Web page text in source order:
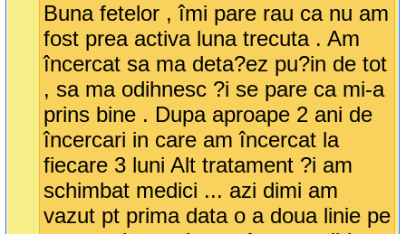
Buna fetelor , îmi pare rau ca nu am
fost prea activa luna trecuta . Am
încercat sa ma deta?ez pu?in de tot
, sa ma odihnesc ?i se pare ca mi-a
prins bine . Dupa aproape 2 ani de
încercari in care am încercat la
fiecare 3 luni Alt tratament ?i am
schimbat medici ... azi dimi am
vazut pt prima data o a doua linie pe